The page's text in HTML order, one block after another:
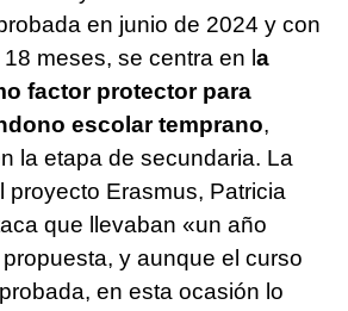
en junio de 2024 y con
meses, se centra en l a
factor protector para
escolar temprano,
la etapa de secundaria. La
proyecto Erasmus, Patricia
que llevaban «un año
y aunque el curso
en esta ocasión lo